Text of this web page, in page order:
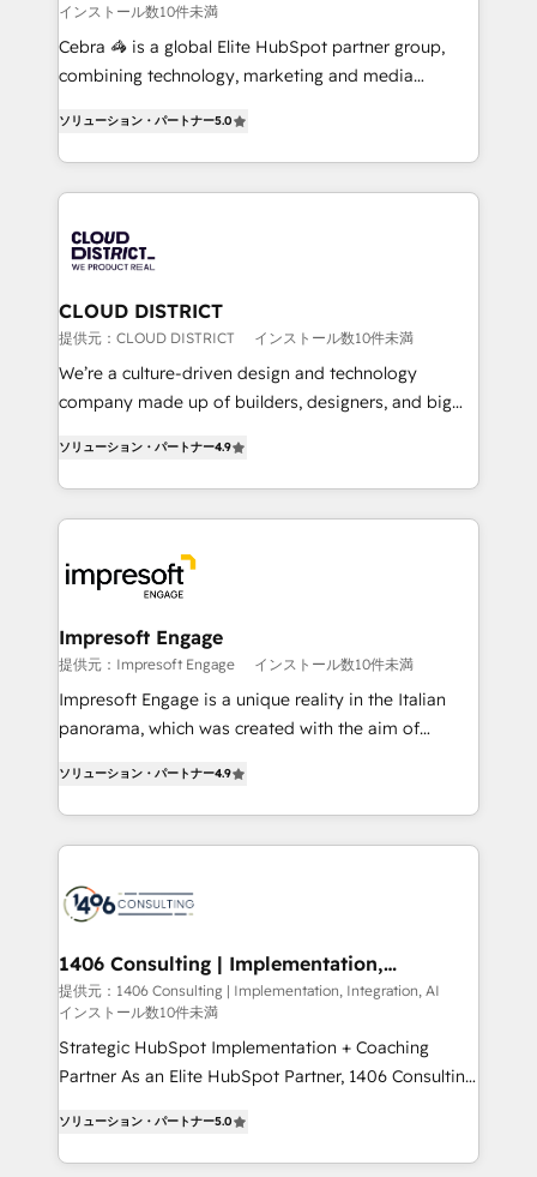
boost with a new HubSpot site Recognized leaders:
🏆 HubSpot Platform Migration Impact Award 🏆
Clutch HubSpot Global Leader 🏆 Finalist: HubSpot
Award for Best Website 🌟 Accreditations: CRM
Implementation, HubSpot Content Experience, CRM
Data Migration & Custom Integration
インストール数10件未満
Cebra 🦓 is a global Elite HubSpot partner group,
combining technology, marketing and media
Europe, with teams across 7 countries. Born in Chile,
we combine local insight with international reach to
help businesses grow through technology, creativity,
500+ HubSpot implementations, building end-to-
end solutions that integrate CRM, AI automation,
inbound and loop marketing, content, and digital
creativity. Our multicultural team works in Spanish,
Portuguese, and English to design scalable strategies
that drive measurable growth. 🌎 Highlights: • 10+
Platform Migration Excellence. • Top 3 Partner of the
Year LATAM 2022, 2023, 2024, 2025. • Partner of the
business with HubSpot? Let Cebra’s experts help
you grow faster, smarter, and with impact.
ソリューション・パートナー5.0
CLOUD DISTRICT
提供元：CLOUD DISTRICT インストール数10件未満
We’re a culture-driven design and technology
company made up of builders, designers, and big
development—always fueled by curiosity—to turn
ideas, opportunities, and challenges into meaningful
experiences. To us, technology is more than just
and—most importantly—simple. That’s why we lean
into bold ideas and shape them into thoughtful
products and strategies that actually make a
difference.
ソリューション・パートナー4.9
Impresoft Engage
提供元：Impresoft Engage インストール数10件未満
Impresoft Engage is a unique reality in the Italian
panorama, which was created with the aim of
creating digital environments capable of integrating
people, processes and data. We offer the best
digital solutions on the market, ranging from CRM
marketing automation to online and offline sales
allowing companies to optimize processes and meet
the needs of the customer. We are part of Impresoft
Group, a group of specialized and complementary
companies that divide their offer into 4
Competence Centers: Smart Manufacturing,
The synergies generated by these integrations,
together with the combination of talents, skills,
ソリューション・パートナー4.9
1406 Consulting | Implementation,
Integration, AI
提供元：1406 Consulting | Implementation, Integration, AI
インストール数10件未満
Strategic HubSpot Implementation + Coaching
Partner As an Elite HubSpot Partner, 1406 Consulting
they sell, market, and serve. We don't just build your
HubSpot—we teach your team to own it, then stay
ソリューション・パートナー5.0